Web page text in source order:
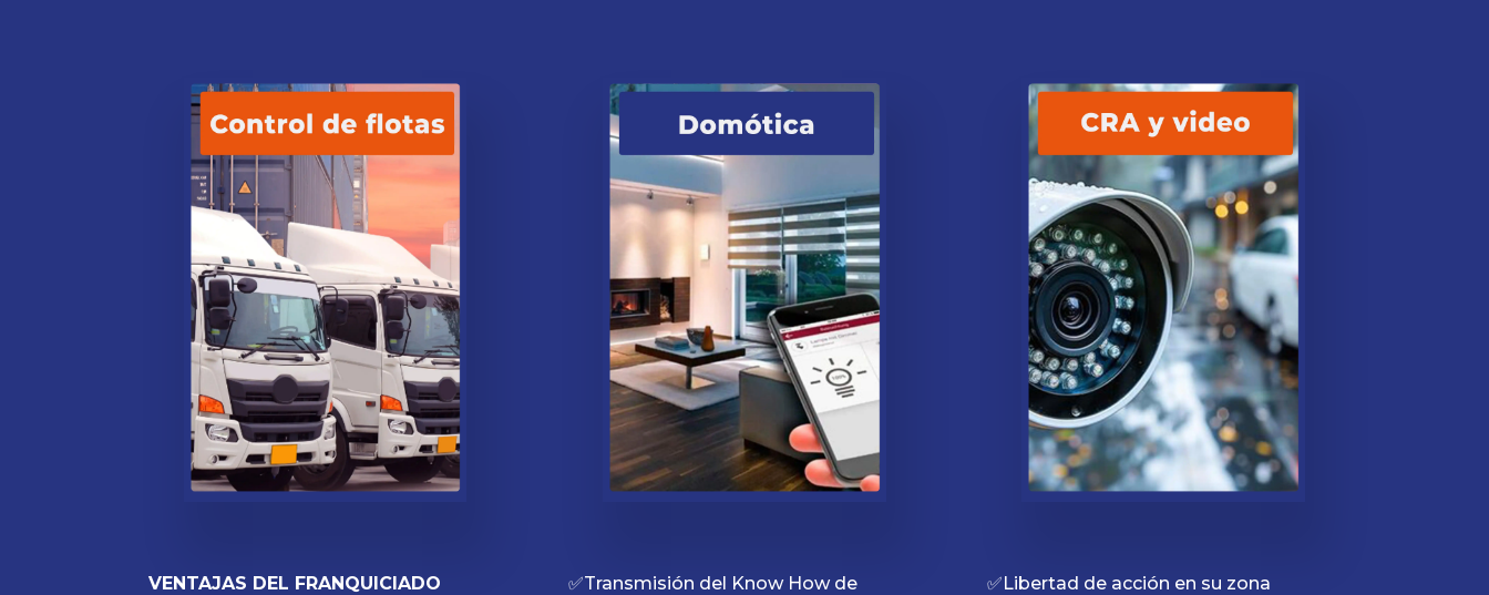
VENTAJAS DEL FRANQUICIADO
✅Transmisión del Know How de
✅Libertad de acción en su zona